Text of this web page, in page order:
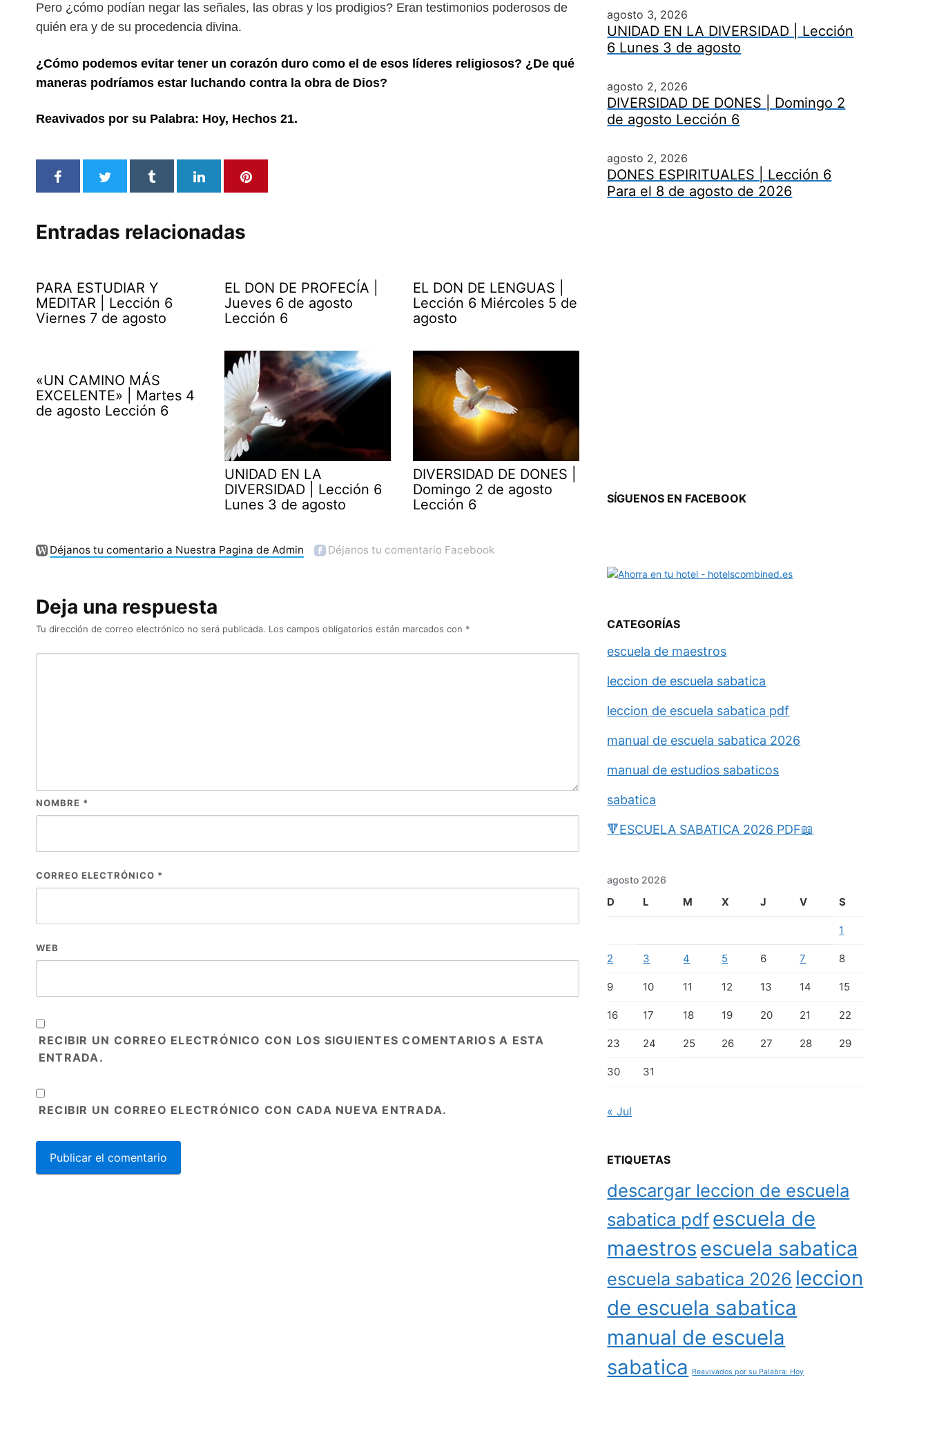
Pero ¿cómo podían negar las señales, las obras y los prodigios? Eran testimonios poderosos de
quién era y de su procedencia divina.
¿Cómo podemos evitar tener un corazón duro como el de esos líderes religiosos? ¿De qué
maneras podríamos estar luchando contra la obra de Dios?
Reavivados por su Palabra: Hoy, Hechos 21.
Entradas relacionadas
PARA ESTUDIAR Y
MEDITAR | Lección 6
Viernes 7 de agosto
EL DON DE PROFECÍA |
Jueves 6 de agosto
Lección 6
EL DON DE LENGUAS |
Lección 6 Miércoles 5 de
agosto
«UN CAMINO MÁS
EXCELENTE» | Martes 4
de agosto Lección 6
UNIDAD EN LA
DIVERSIDAD | Lección 6
Lunes 3 de agosto
DIVERSIDAD DE DONES |
Domingo 2 de agosto
Lección 6
Déjanos tu comentario a Nuestra Pagina de Admin Déjanos tu comentario Facebook
Deja una respuesta
Tu dirección de correo electrónico no será publicada. Los campos obligatorios están marcados con *
NOMBRE *
CORREO ELECTRÓNICO *
WEB
RECIBIR UN CORREO ELECTRÓNICO CON LOS SIGUIENTES COMENTARIOS A ESTA
ENTRADA.
RECIBIR UN CORREO ELECTRÓNICO CON CADA NUEVA ENTRADA.
agosto 3, 2026
UNIDAD EN LA DIVERSIDAD | Lección
6 Lunes 3 de agosto
agosto 2, 2026
DIVERSIDAD DE DONES | Domingo 2
de agosto Lección 6
agosto 2, 2026
DONES ESPIRITUALES | Lección 6
Para el 8 de agosto de 2026
SÍGUENOS EN FACEBOOK
CATEGORÍAS
escuela de maestros
leccion de escuela sabatica
leccion de escuela sabatica pdf
manual de escuela sabatica 2026
manual de estudios sabaticos
sabatica
🔻ESCUELA SABATICA 2026 PDF📖
agosto 2026
D L M X J V S
1
2 3 4 5 6 7 8
9 10 11 12 13 14 15
16 17 18 19 20 21 22
23 24 25 26 27 28 29
30 31
« Jul
ETIQUETAS
descargar leccion de escuela
sabatica pdfescuela de
maestros escuela sabatica
escuela sabatica 2026 leccion
de escuela sabatica
manual de escuela
sabatica
Reavivados por su Palabra: Hoy